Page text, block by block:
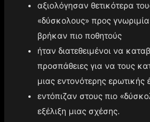
αξιολόγησαν θετικότερα
«δύσκολους» προς
βρήκαν πιο ποθητούς
ήταν διατεθειμένοι να
προσπάθειες για να τους
μιας εντονότερης ερωτικής
εντόπιζαν στους πιο
εξέλιξη μιας σχέσης.